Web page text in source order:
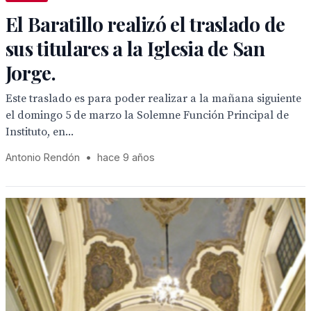
El Baratillo realizó el traslado de
sus titulares a la Iglesia de San
Jorge.
Este traslado es para poder realizar a la mañana siguiente
el domingo 5 de marzo la Solemne Función Principal de
Instituto, en...
Antonio Rendón • hace 9 años